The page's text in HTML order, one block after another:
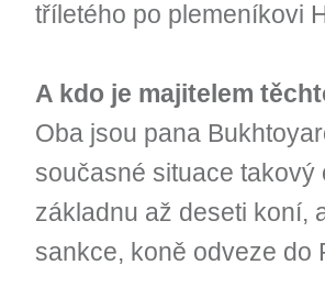
tříletého po plemeníkovi
A kdo je majitelem
Oba jsou pana
současné situace
základnu až deseti koní,
sankce, koně odveze do